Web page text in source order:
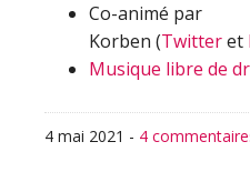
Co-animé par
Korben (Twitteret
Musique libre de
4 mai 2021 - 4